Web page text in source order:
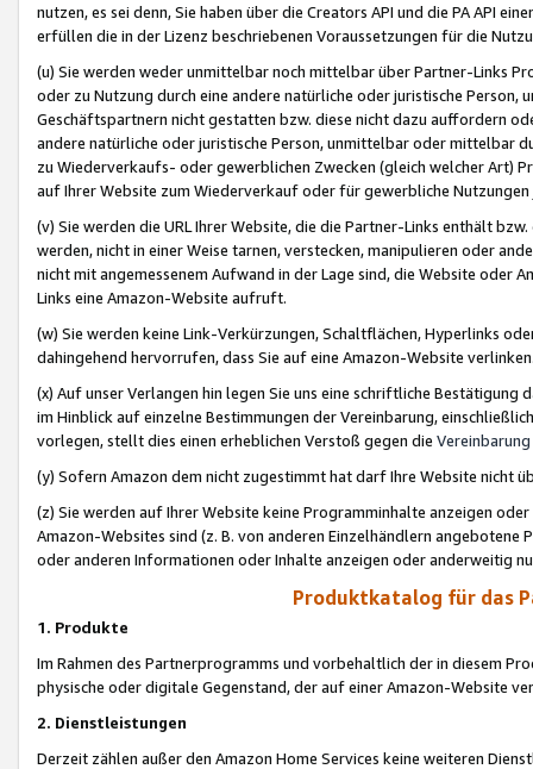
nutzen, es sei denn, Sie haben über die Creators API und die PA API
erfüllen die in der Lizenz beschriebenen Voraussetzungen für die
(u) Sie werden weder unmittelbar noch mittelbar über Partner-Links
oder zu Nutzung durch eine andere natürliche oder juristische
Geschäftspartnern nicht gestatten bzw. diese nicht dazu auffordern
andere natürliche oder juristische Person, unmittelbar oder mittelbar
zu Wiederverkaufs- oder gewerblichen Zwecken (gleich welcher Art)
auf Ihrer Website zum Wiederverkauf oder für gewerbliche
(v) Sie werden die URL Ihrer Website, die die Partner-Links enthält
werden, nicht in einer Weise tarnen, verstecken, manipulieren oder
nicht mit angemessenem Aufwand in der Lage sind, die Website oder
Links eine Amazon-Website aufruft.
(w) Sie werden keine Link-Verkürzungen, Schaltflächen, Hyperlinks
dahingehend hervorrufen, dass Sie auf eine Amazon-Website
(x) Auf unser Verlangen hin legen Sie uns eine schriftliche
im Hinblick auf einzelne Bestimmungen der Vereinbarung,
vorlegen, stellt dies einen erheblichen Verstoß gegen die Vereinbarung
(y) Sofern Amazon dem nicht zugestimmt hat darf Ihre Website nicht
(z) Sie werden auf Ihrer Website keine Programminhalte anzeigen
Amazon-Websites sind (z. B. von anderen Einzelhändlern
oder anderen Informationen oder Inhalte anzeigen oder anderweitig
Produktkatalog für das
1. Produkte
Im Rahmen des Partnerprogramms und vorbehaltlich der in diesem
physische oder digitale Gegenstand, der auf einer Amazon-Website
2. Dienstleistungen
Derzeit zählen außer den Amazon Home Services keine weiteren